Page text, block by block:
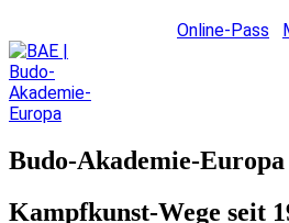
Online-Pass
Budo-Akademie-Europa
Kampfkunst-Wege seit